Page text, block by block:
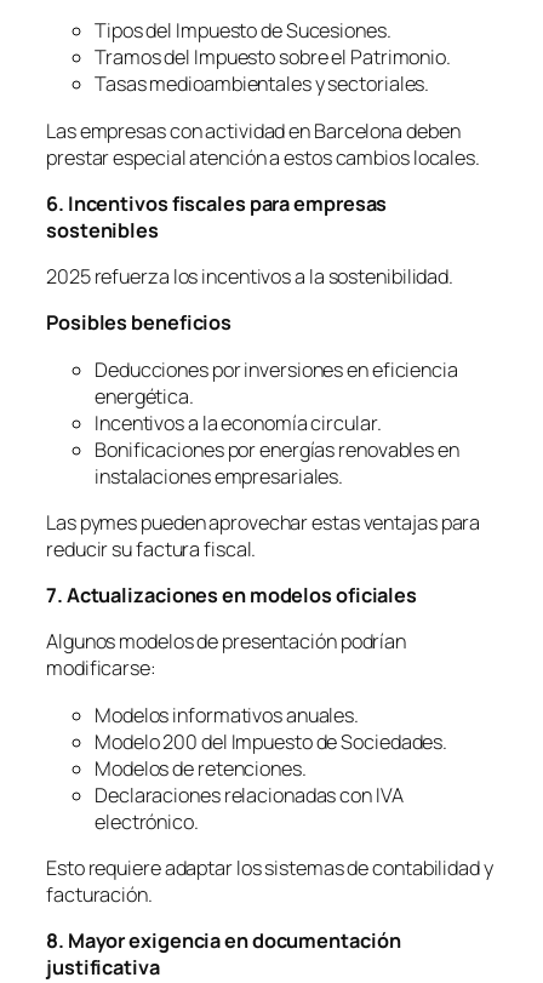
Tipos del Impuesto de Sucesiones.
Tramos del Impuesto sobre el Patrimonio.
Tasas medioambientales y sectoriales.
Las empresas con actividad en Barcelona deben
prestar especial atención a estos cambios locales.
6. Incentivos fiscales para empresas
sostenibles
2025 refuerza los incentivos a la sostenibilidad.
Posibles beneficios
Deducciones por inversiones en eficiencia
energética.
Incentivos a la economía circular.
Bonificaciones por energías renovables en
instalaciones empresariales.
Las pymes pueden aprovechar estas ventajas para
reducir su factura fiscal.
7. Actualizaciones en modelos oficiales
Algunos modelos de presentación podrían
modificarse:
Modelos informativos anuales.
Modelo 200 del Impuesto de Sociedades.
Modelos de retenciones.
Declaraciones relacionadas con IVA
electrónico.
Esto requiere adaptar los sistemas de contabilidad y
facturación.
8. Mayor exigencia en documentación
justificativa